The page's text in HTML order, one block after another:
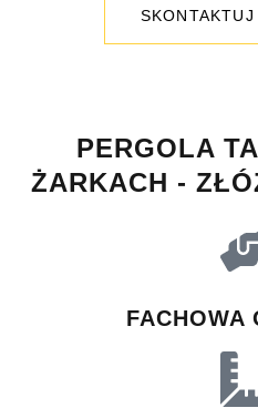
PERGOLA
ŻARKACH -
FACHOWA